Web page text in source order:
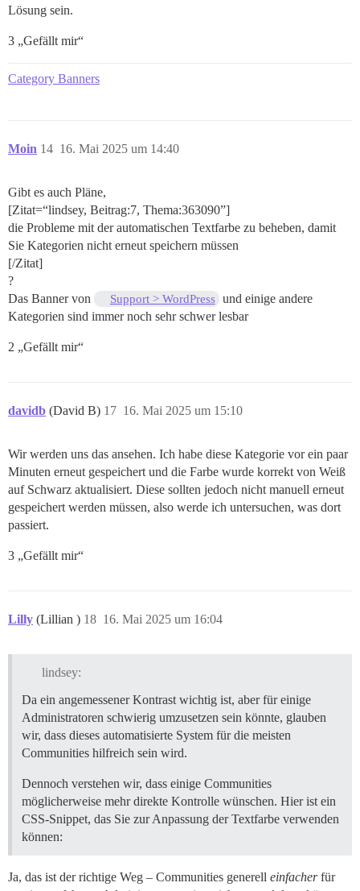
Lösung sein.
3 „Gefällt mir“
Category Banners
Moin 16. Mai 2025 um 14:40
14
Gibt es auch Pläne,
[Zitat=“lindsey, Beitrag:7, Thema:363090”]
die Probleme mit der automatischen Textfarbe zu beheben, damit
Sie Kategorien nicht erneut speichern müssen
[/Zitat]
?
Das Banner von
Support > WordPress und einige andere
Kategorien sind immer noch sehr schwer lesbar
2 „Gefällt mir“
davidb (David B) 16. Mai 2025 um 15:10
17
Wir werden uns das ansehen. Ich habe diese Kategorie vor ein paar
Minuten erneut gespeichert und die Farbe wurde korrekt von Weiß
auf Schwarz aktualisiert. Diese sollten jedoch nicht manuell erneut
gespeichert werden müssen, also werde ich untersuchen, was dort
passiert.
3 „Gefällt mir“
Lilly (Lillian ) 16. Mai 2025 um 16:04
18
lindsey:
Da ein angemessener Kontrast wichtig ist, aber für einige
Administratoren schwierig umzusetzen sein könnte, glauben
wir, dass dieses automatisierte System für die meisten
Communities hilfreich sein wird.
Dennoch verstehen wir, dass einige Communities
möglicherweise mehr direkte Kontrolle wünschen. Hier ist ein
CSS-Snippet, das Sie zur Anpassung der Textfarbe verwenden
können:
Ja, das ist der richtige Weg – Communities generell einfacherfür